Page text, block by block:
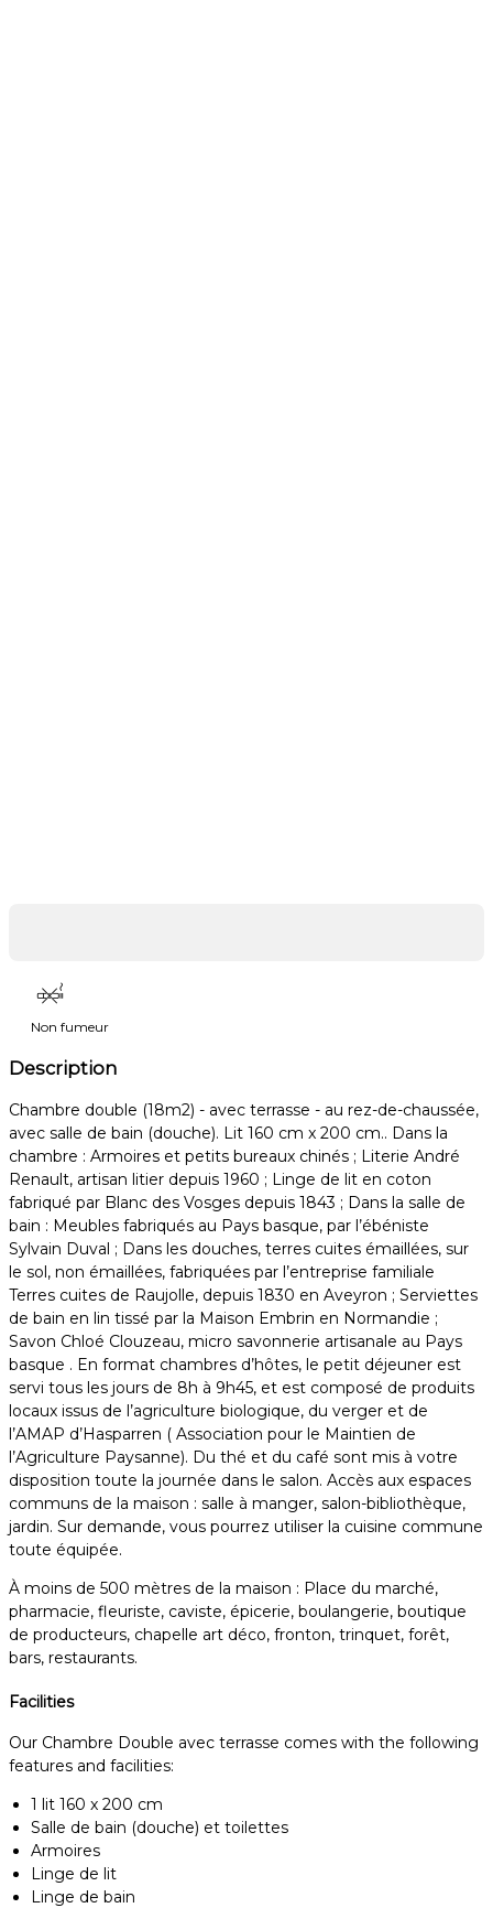
Non fumeur
Description
Chambre double (18m2) - avec terrasse - au rez-de-chaussée,
avec salle de bain (douche). Lit 160 cm x 200 cm.. Dans la
chambre : Armoires et petits bureaux chinés ; Literie André
Renault, artisan litier depuis 1960 ; Linge de lit en coton
fabriqué par Blanc des Vosges depuis 1843 ; Dans la salle de
bain : Meubles fabriqués au Pays basque, par l’ébéniste
Sylvain Duval ; Dans les douches, terres cuites émaillées, sur
le sol, non émaillées, fabriquées par l’entreprise familiale
Terres cuites de Raujolle, depuis 1830 en Aveyron ; Serviettes
de bain en lin tissé par la Maison Embrin en Normandie ;
Savon Chloé Clouzeau, micro savonnerie artisanale au Pays
basque . En format chambres d’hôtes, le petit déjeuner est
servi tous les jours de 8h à 9h45, et est composé de produits
locaux issus de l’agriculture biologique, du verger et de
l’AMAP d’Hasparren ( Association pour le Maintien de
l’Agriculture Paysanne). Du thé et du café sont mis à votre
disposition toute la journée dans le salon. Accès aux espaces
communs de la maison : salle à manger, salon-bibliothèque,
jardin. Sur demande, vous pourrez utiliser la cuisine commune
toute équipée.
À moins de 500 mètres de la maison : Place du marché,
pharmacie, fleuriste, caviste, épicerie, boulangerie, boutique
de producteurs, chapelle art déco, fronton, trinquet, forêt,
bars, restaurants.
Facilities
Our Chambre Double avec terrasse comes with the following
features and facilities:
1 lit 160 x 200 cm
Salle de bain (douche) et toilettes
Armoires
Linge de lit
Linge de bain